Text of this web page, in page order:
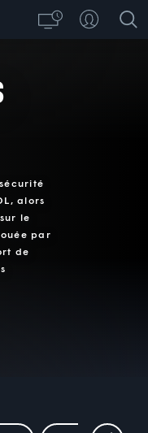
alors
le
par
de